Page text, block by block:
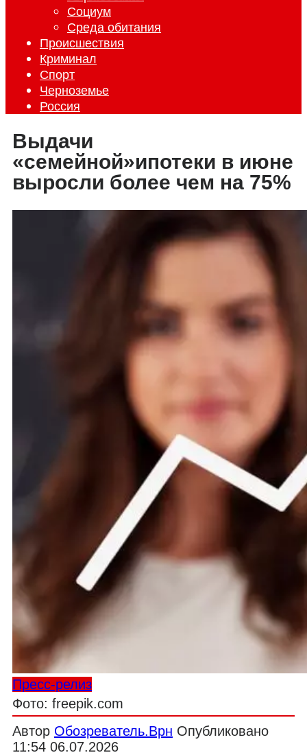
Социум
Среда обитания
Происшествия
Криминал
Спорт
Черноземье
Россия
Выдачи
«семейной»ипотеки в июне
выросли более чем на 75%
Пресс-релиз
Фото: freepik.com
Автор Обозреватель.Врн Опубликовано
11:54 06.07.2026